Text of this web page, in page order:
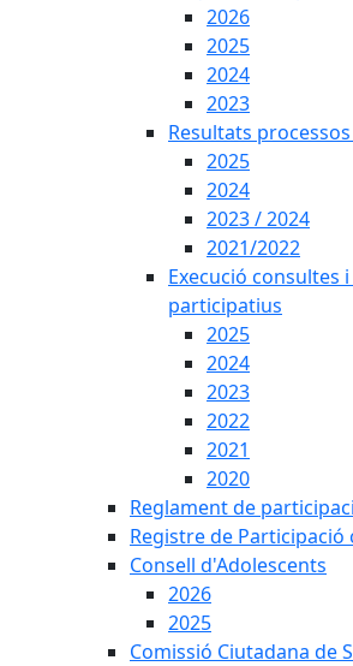
2026
2025
2024
2023
Resultats
2025
2024
2023 / 2024
2021/2022
Execució consultes
participatius
2025
2024
2023
2022
2021
2020
Reglament de
Registre de Participació
Consell d'Adolescents
2026
2025
Comissió Ciutadana de